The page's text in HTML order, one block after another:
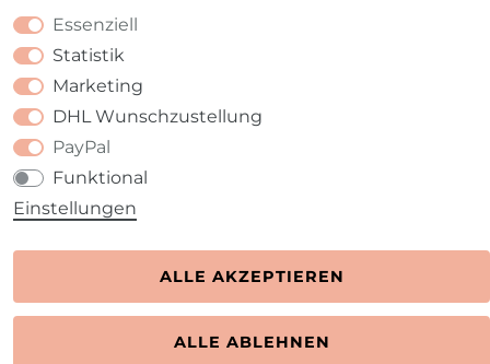
VERTRAG WIDERRUFEN
Essenziell
Statistik
Marketing
DHL Wunschzustellung
PayPal
Funktional
Einstellungen
ALLE AKZEPTIEREN
ALLE ABLEHNEN